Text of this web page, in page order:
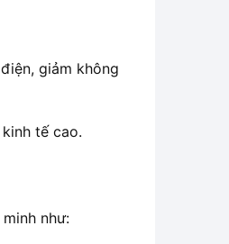
giảm không
tế cao.
như: